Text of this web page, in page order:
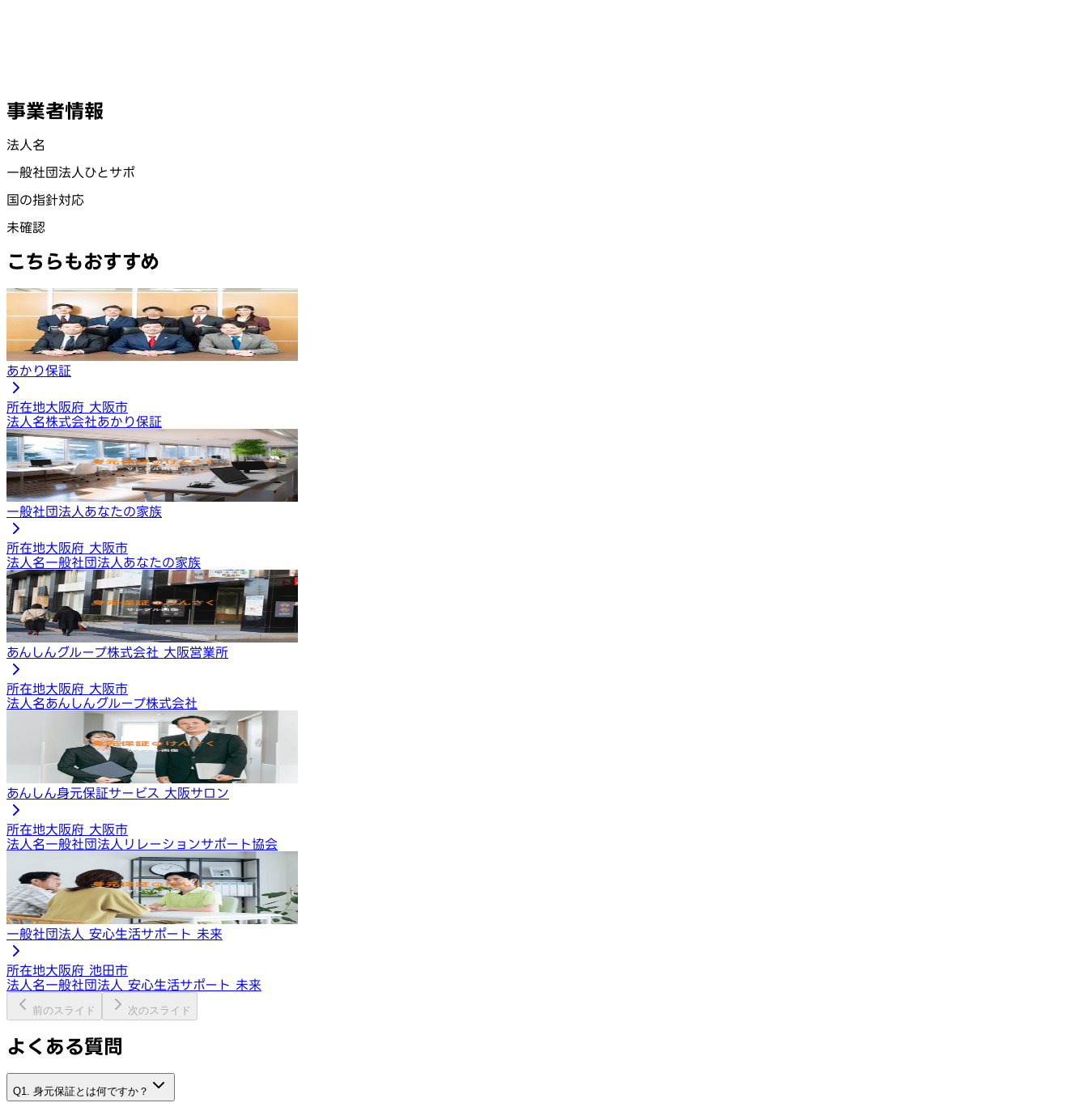
事業者情報
法人名
一般社団法人ひとサポ
国の指針対応
未確認
こちらもおすすめ
あかり保証
所在地大阪府 大阪市
法人名株式会社あかり保証
一般社団法人あなたの家族
所在地大阪府 大阪市
法人名一般社団法人あなたの家族
あんしんグループ株式会社 大阪営業所
所在地大阪府 大阪市
法人名あんしんグループ株式会社
あんしん身元保証サービス 大阪サロン
所在地大阪府 大阪市
法人名一般社団法人リレーションサポート協会
一般社団法人 安心生活サポート 未来
所在地大阪府 池田市
法人名一般社団法人 安心生活サポート 未来
前のスライド 次のスライド
よくある質問
Q1. 身元保証とは何ですか？